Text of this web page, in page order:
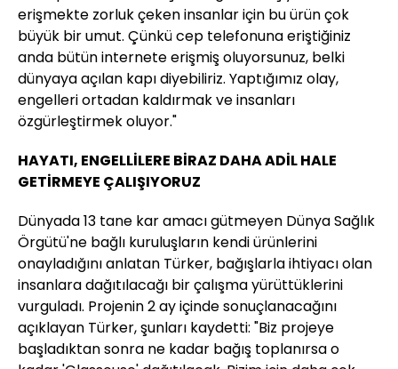
erişmekte zorluk çeken insanlar için bu ürün çok
büyük bir umut. Çünkü cep telefonuna eriştiğiniz
anda bütün internete erişmiş oluyorsunuz, belki
dünyaya açılan kapı diyebiliriz. Yaptığımız olay,
engelleri ortadan kaldırmak ve insanları
özgürleştirmek oluyor."
HAYATI, ENGELLİLERE BİRAZ DAHA ADİL HALE
GETİRMEYE ÇALIŞIYORUZ
Dünyada 13 tane kar amacı gütmeyen Dünya Sağlık
Örgütü'ne bağlı kuruluşların kendi ürünlerini
onayladığını anlatan Türker, bağışlarla ihtiyacı olan
insanlara dağıtılacağı bir çalışma yürüttüklerini
vurguladı. Projenin 2 ay içinde sonuçlanacağını
açıklayan Türker, şunları kaydetti: "Biz projeye
başladıktan sonra ne kadar bağış toplanırsa o